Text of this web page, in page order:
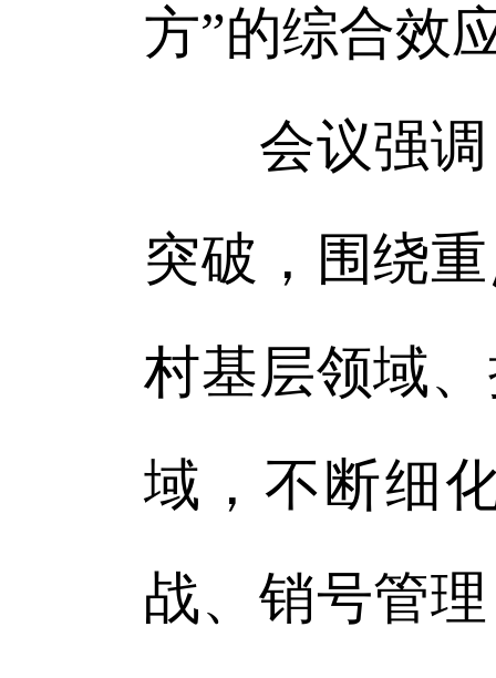
方”的综合效
会议强调
突破，围绕
村基层领域
域，不断细
战、销号管